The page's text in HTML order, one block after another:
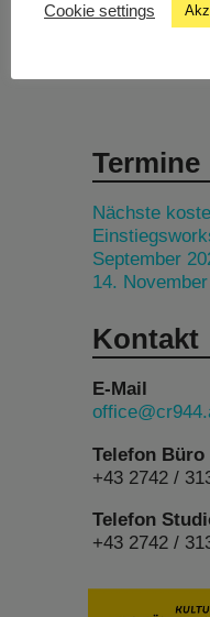
Termine
Nächste
September
14.
Kontakt
E-Mail
Telefon Büro
+43 2742 /
Telefon
+43 2742 /
Cookie settings